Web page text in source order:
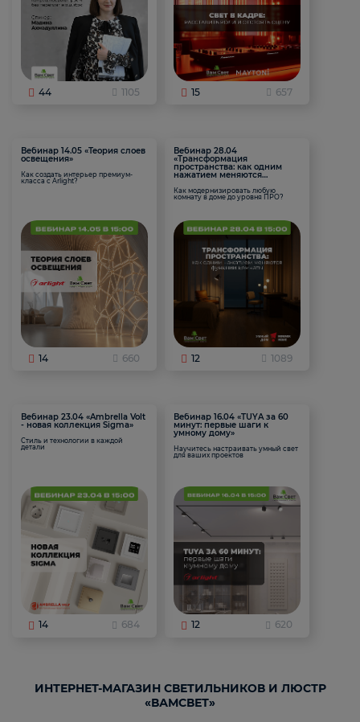
44 1105 15 657
Вебинар 14.05 «Теория слоев
освещения»
Как создать интерьер премиум-
класса с Arlight?
14 660
Вебинар 28.04
«Трансформация
пространства: как одним
нажатием меняются
Как модернизировать любую
комнату в доме до уровня ПРО?
12 1089
Вебинар 23.04 «Ambrella Volt
- новая коллекция Sigma»
Стиль и технологии в каждой
детали
14 684
Вебинар 16.04 «TUYA за 60
минут: первые шаги к
умному дому»
Научитесь настраивать умный свет
для ваших проектов
12 620
ИНТЕРНЕТ-МАГАЗИН СВЕТИЛЬНИКОВ И ЛЮСТР
«ВАМСВЕТ»